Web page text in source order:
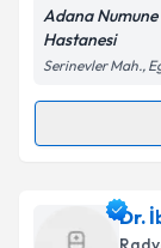
Metni
Adana
Hastanesi
Serinevler Mah.,
Ass. Dr.
oluşturun.
Dr.